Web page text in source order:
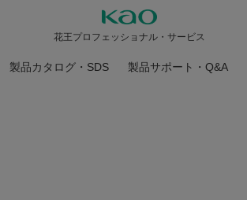
花王プロフェッショナル・サービス
製品カタログ・SDS 製品サポート・Q&A